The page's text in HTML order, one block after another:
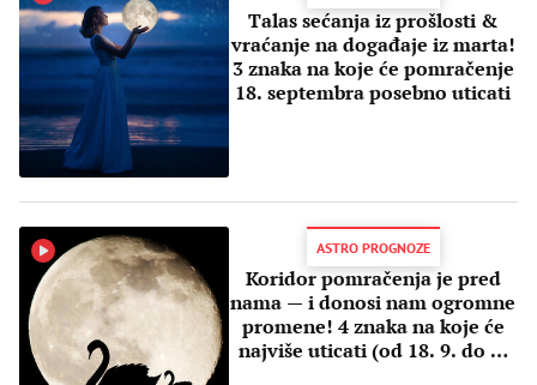
Talas sećanja iz prošlosti &
vraćanje na događaje iz marta!
3 znaka na koje će pomračenje
18. septembra posebno uticati
ASTRO PROGNOZE
Koridor pomračenja je pred
nama — i donosi nam ogromne
promene! 4 znaka na koje će
najviše uticati (od 18. 9. do 2.